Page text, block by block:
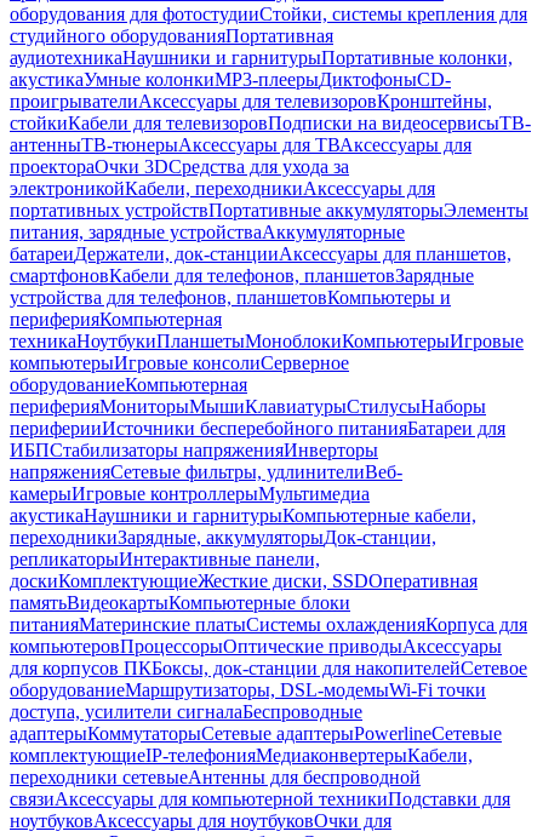
оборудования для фотостудииСтойки, системы крепления для
студийного оборудованияПортативная
аудиотехникаНаушники и гарнитурыПортативные колонки,
акустикаУмные колонкиMP3-плеерыДиктофоныCD-
проигрывателиАксессуары для телевизоровКронштейны,
стойкиКабели для телевизоровПодписки на видеосервисыТВ-
антенныТВ-тюнерыАксессуары для ТВАксессуары для
проектораОчки 3DСредства для ухода за
электроникойКабели, переходникиАксессуары для
портативных устройствПортативные аккумуляторыЭлементы
питания, зарядные устройстваАккумуляторные
батареиДержатели, док-станцииАксессуары для планшетов,
смартфоновКабели для телефонов, планшетовЗарядные
устройства для телефонов, планшетовКомпьютеры и
периферияКомпьютерная
техникаНоутбукиПланшетыМоноблокиКомпьютерыИгровые
компьютерыИгровые консолиСерверное
оборудованиеКомпьютерная
периферияМониторыМышиКлавиатурыСтилусыНаборы
периферииИсточники бесперебойного питанияБатареи для
ИБПСтабилизаторы напряженияИнверторы
напряженияСетевые фильтры, удлинителиВеб-
камерыИгровые контроллерыМультимедиа
акустикаНаушники и гарнитурыКомпьютерные кабели,
переходникиЗарядные, аккумуляторыДок-станции,
репликаторыИнтерактивные панели,
доскиКомплектующиеЖесткие диски, SSDОперативная
памятьВидеокартыКомпьютерные блоки
питанияМатеринские платыСистемы охлажденияКорпуса для
компьютеровПроцессорыОптические приводыАксессуары
для корпусов ПКБоксы, док-станции для накопителейСетевое
оборудованиеМаршрутизаторы, DSL-модемыWi-Fi точки
доступа, усилители сигналаБеспроводные
адаптерыКоммутаторыСетевые адаптерыPowerlineСетевые
комплектующиеIP-телефонияМедиаконвертерыКабели,
переходники сетевыеАнтенны для беспроводной
связиАксессуары для компьютерной техникиПодставки для
ноутбуковАксессуары для ноутбуковОчки для